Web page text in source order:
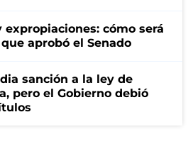
expropiaciones: cómo será
aprobó el Senado
sanción a la ley de
pero el Gobierno debió